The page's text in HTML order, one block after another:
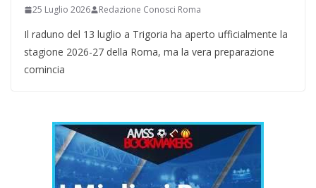
25 Luglio 2026 Redazione Conosci Roma
Il raduno del 13 luglio a Trigoria ha aperto ufficialmente la
stagione 2026-27 della Roma, ma la vera preparazione
comincia